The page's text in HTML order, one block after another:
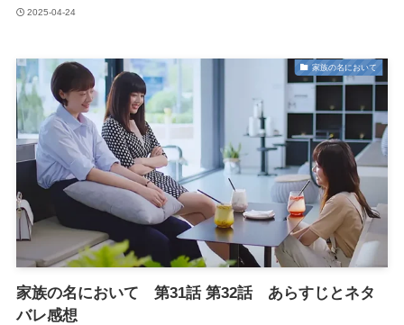
2025-04-24
家族の名において
家族の名において 第31話 第32話 あらすじとネタ
バレ感想